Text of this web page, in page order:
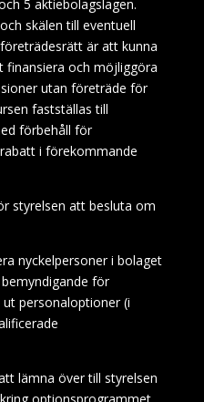
5 aktiebolagslagen.
skälen till eventuell
är att kunna
finansiera och möjliggöra
utan företräde för
fastställas till
förbehåll för
i förekommande
styrelsen att besluta om
nyckelpersoner i bolaget
för
personaloptioner (i
lämna över till styrelsen